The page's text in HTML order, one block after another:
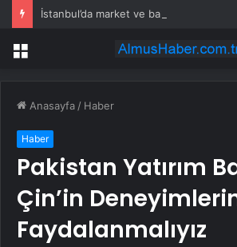
Menü
Anasayfa / Haber
Haber
Pakistan Yatırım
Çin’in
Faydalanmalıyız